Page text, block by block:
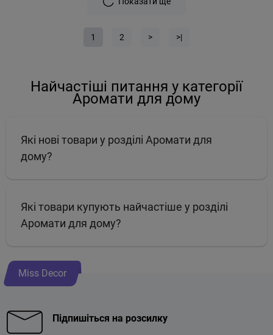
1 2 > >|
Найчастіші питання у категорії
Аромати для дому
Які нові товари у розділі Аромати для
дому?
Які товари купують найчастіше у розділі
Аромати для дому?
Miss Decor
Підпишіться на розсилку